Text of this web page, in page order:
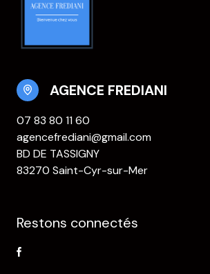
AGENCE FREDIANI
07 83 80 11 60
agencefrediani@gmail.com
BD DE TASSIGNY
83270 Saint-Cyr-sur-Mer
Restons connectés